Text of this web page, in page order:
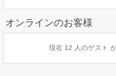
オンラインのお客様
現在 12 人のゲスト